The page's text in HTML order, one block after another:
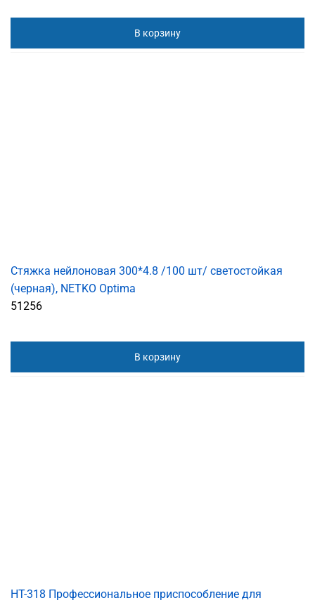
В корзину
Стяжка нейлоновая 300*4.8 /100 шт/ светостойкая
(черная), NETKO Optima
51256
В корзину
HT-318 Профессиональное приспособление для